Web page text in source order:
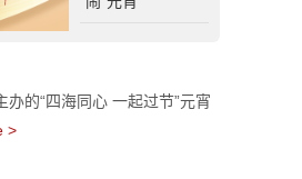
的“四海同心 一起过节”元宵
more >